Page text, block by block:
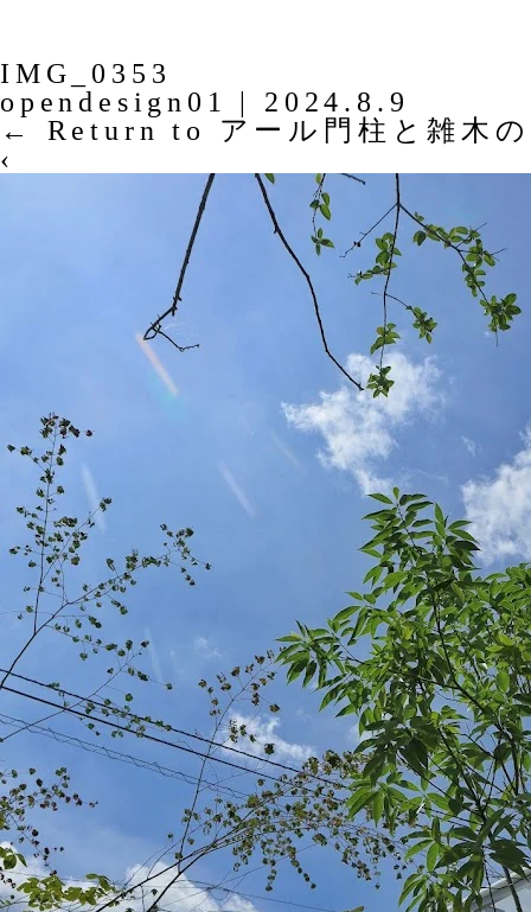
IMG_0353
opendesign01
| 2024.8.9
←
Return to アール門柱と雑木
‹